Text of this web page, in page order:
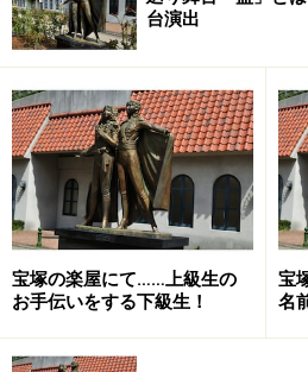
台演出
宝塚の楽屋にて……上級生の
お手伝いをする下級生！
宝
名